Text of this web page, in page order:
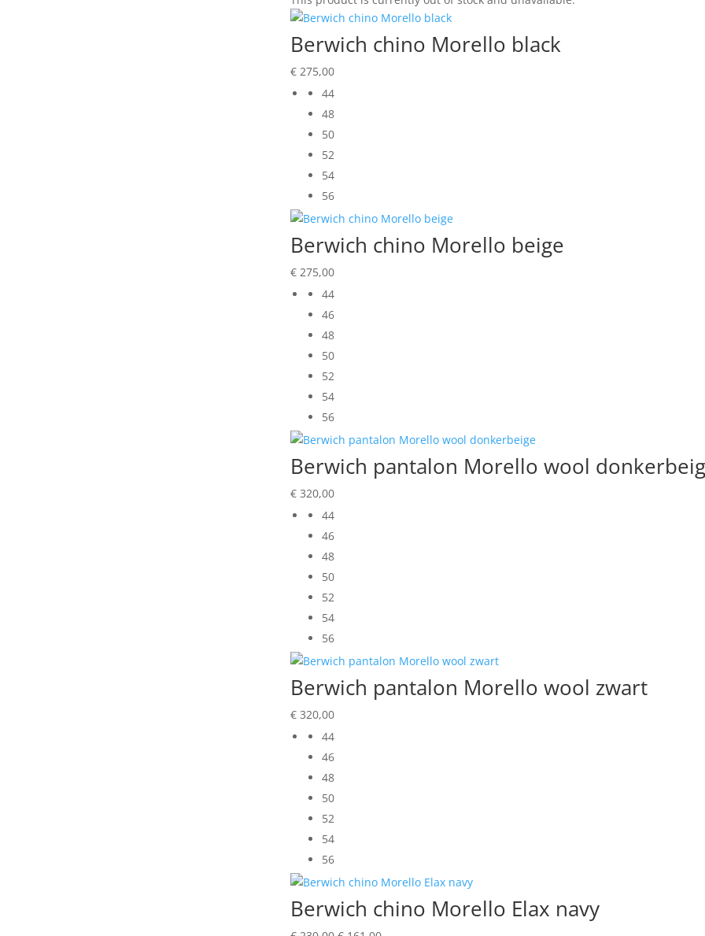
Berwich chino Morello black
€ 275,00
44
48
50
52
54
56
Berwich chino Morello beige
€ 275,00
44
46
48
50
52
54
56
Berwich pantalon Morello wool
€ 320,00
44
46
48
50
52
54
56
Berwich pantalon Morello wool zwart
€ 320,00
44
46
48
50
52
54
56
Berwich chino Morello Elax navy